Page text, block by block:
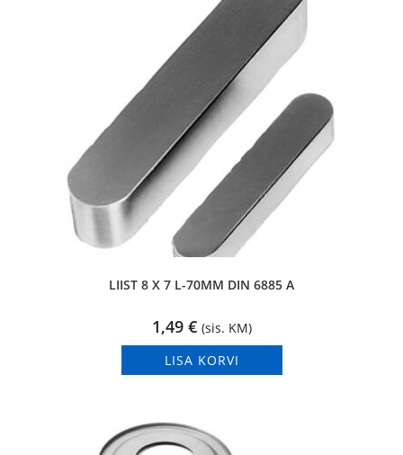
LIIST 8 X 7 L-70MM DIN 6885 A
1,49 € (sis. KM)
LISA KORVI